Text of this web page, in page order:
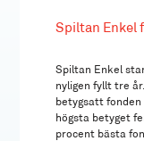
Spiltan Enkel
Spiltan Enkel
nyligen fyllt tre
betygsatt
högsta betyget
procent bästa